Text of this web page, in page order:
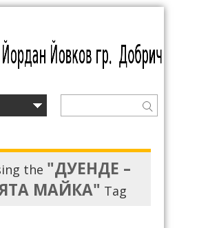
the "ДУЕНДЕ –
МАЙКА" Tag